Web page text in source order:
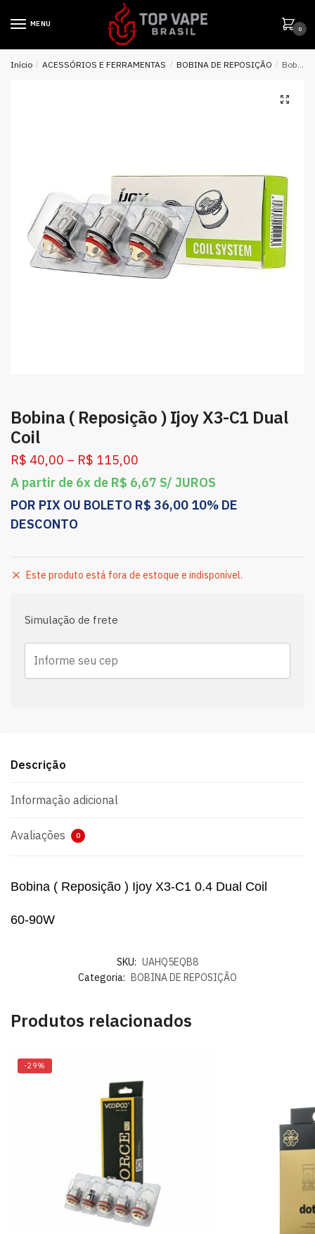
MENU
0
Início / ACESSÓRIOS E FERRAMENTAS / BOBINA DE REPOSIÇÃO / Bobina ( Reposição ) Ijoy X3-C1 Dual Coil
Bobina ( Reposição ) Ijoy X3-C1 Dual
Coil
R$ 40,00 – R$ 115,00
A partir de 6x de R$ 6,67 S/ JUROS
POR PIX OU BOLETO R$ 36,00 10% DE
DESCONTO
Este produto está fora de estoque e indisponível.
Simulação de frete
Descrição
Informação adicional
Avaliações 0
Bobina ( Reposição ) Ijoy X3-C1 0.4 Dual Coil
60-90W
SKU: UAHQ5EQB8
Categoria: BOBINA DE REPOSIÇÃO
Produtos relacionados
-29%